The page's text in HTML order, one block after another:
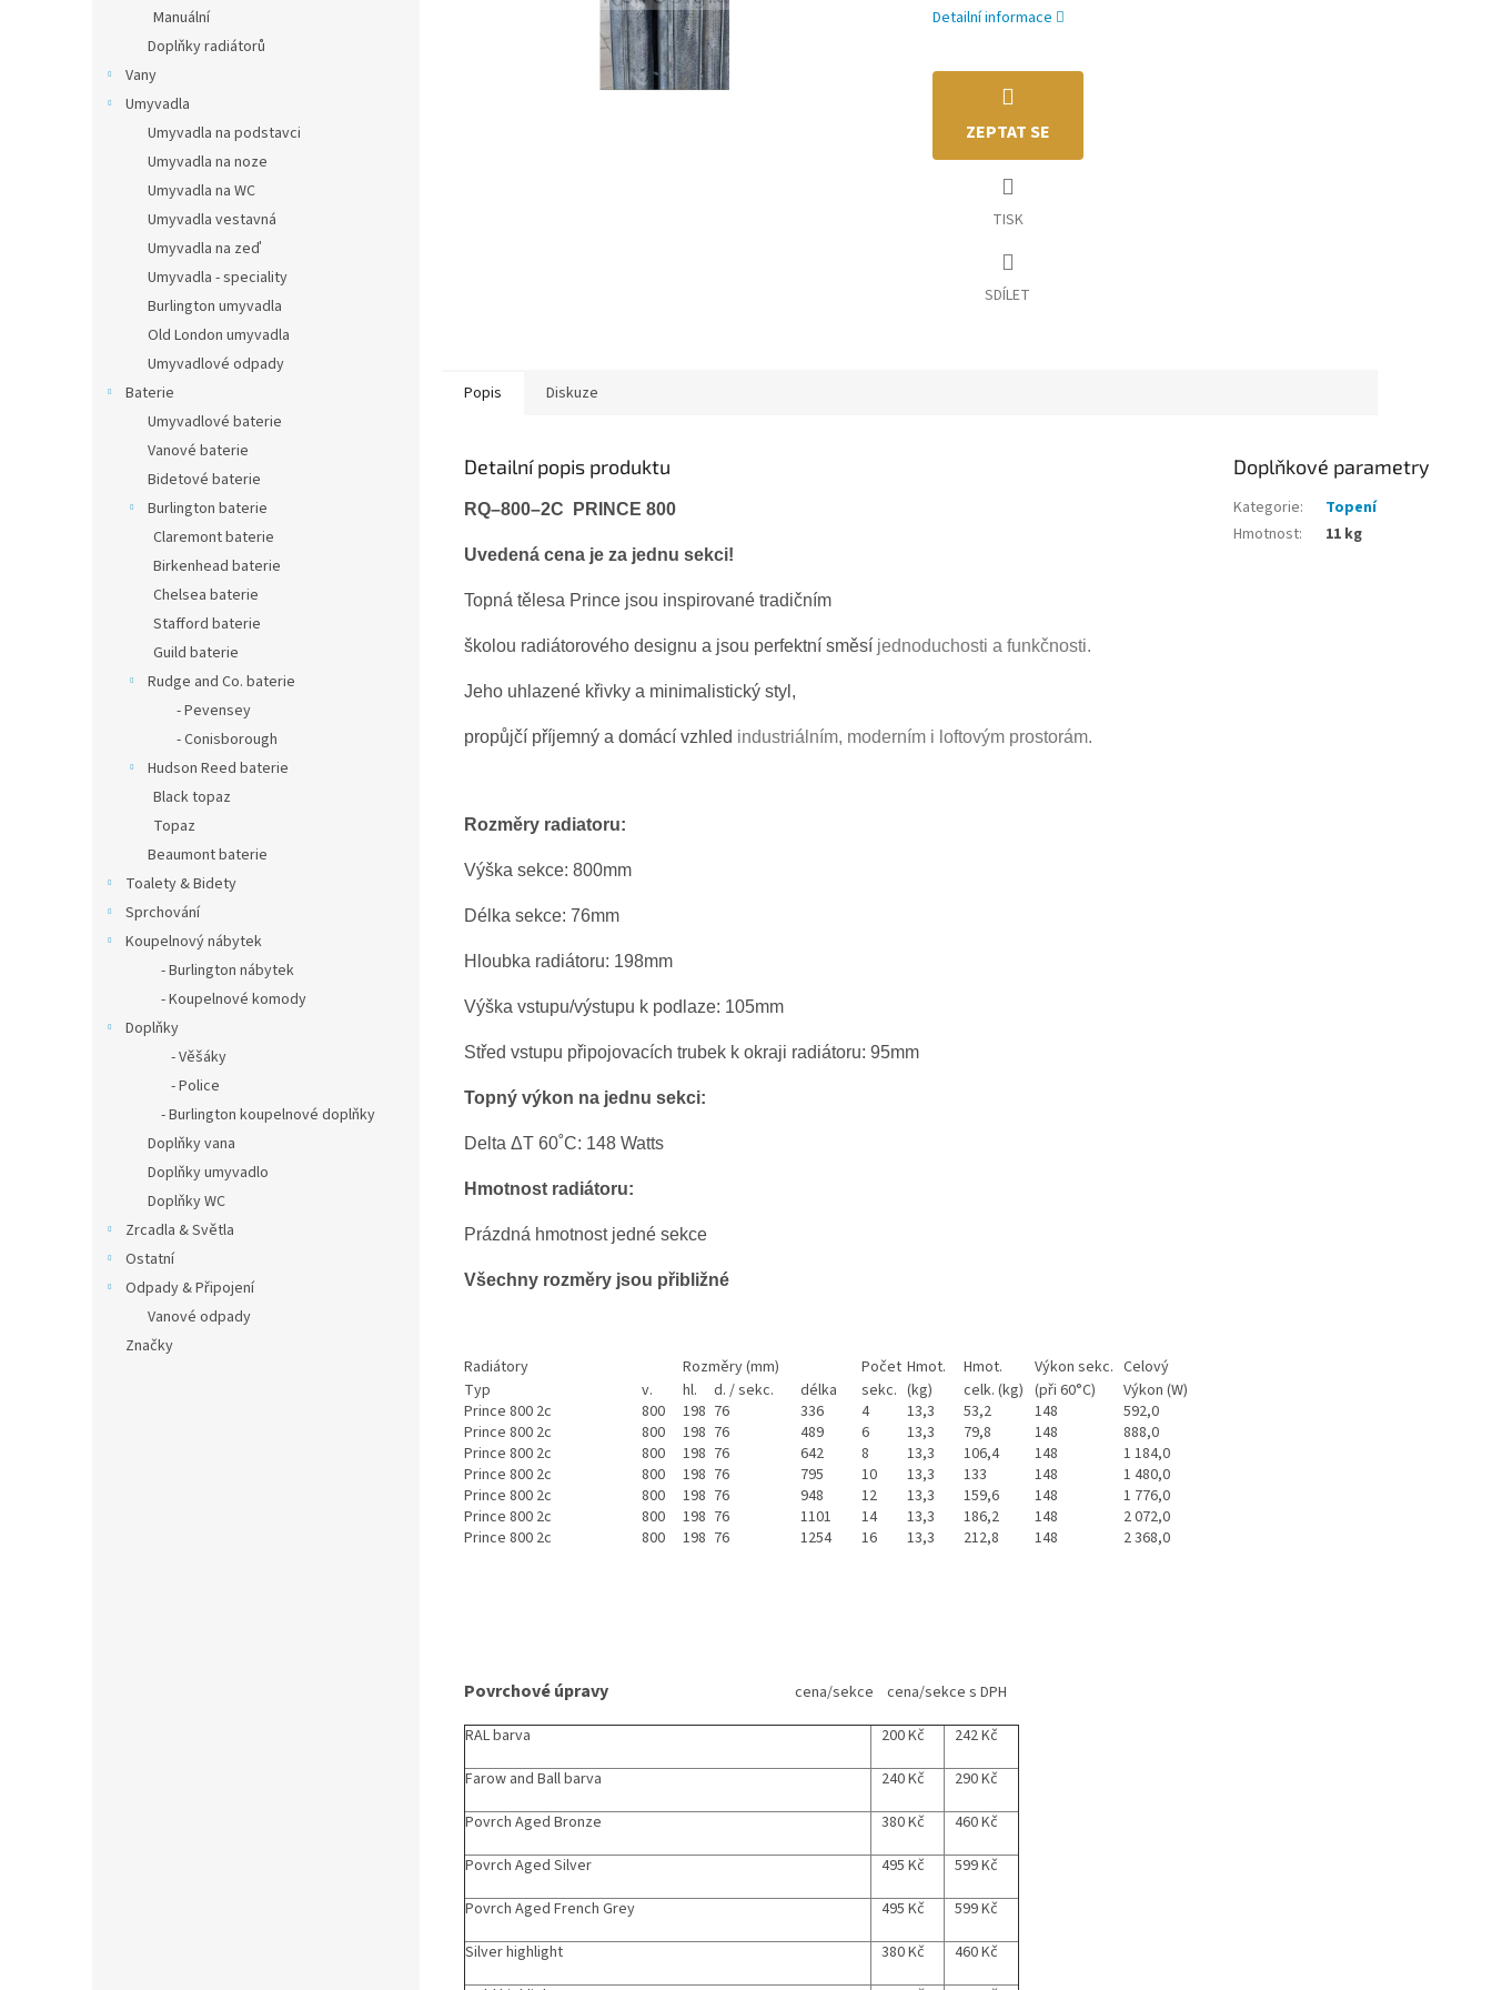
Manuální
Doplňky radiátorů
Vany
Umyvadla
Umyvadla na podstavci
Umyvadla na noze
Umyvadla na WC
Umyvadla vestavná
Umyvadla na zeď
Umyvadla - speciality
Burlington umyvadla
Old London umyvadla
Umyvadlové odpady
Baterie
Umyvadlové baterie
Vanové baterie
Bidetové baterie
Burlington baterie
Claremont baterie
Birkenhead baterie
Chelsea baterie
Stafford baterie
Guild baterie
Rudge and Co. baterie
- Pevensey
- Conisborough
Hudson Reed baterie
Black topaz
Topaz
Beaumont baterie
Toalety & Bidety
Sprchování
Koupelnový nábytek
- Burlington nábytek
- Koupelnové komody
Doplňky
- Věšáky
- Police
- Burlington koupelnové doplňky
Doplňky vana
Doplňky umyvadlo
Doplňky WC
Zrcadla & Světla
Ostatní
Odpady & Připojení
Vanové odpady
Značky
Detailní informace
TISK
ZEPTAT SE
SDÍLET
Popis Diskuze
Detailní popis produktu
RQ–800–2C PRINCE 800
Uvedená cena je za jednu sekci!
Topná tělesa Prince jsou inspirované tradičním
školou radiátorového designu a jsou perfektní směsí jednoduchosti a funkčnosti.
Jeho uhlazené křivky a minimalistický styl,
propůjčí příjemný a domácí vzhled industriálním, moderním i loftovým prostorám.
Rozměry radiatoru:
Výška sekce: 800mm
Délka sekce: 76mm
Hloubka radiátoru: 198mm
Výška vstupu/výstupu k podlaze: 105mm
Střed vstupu připojovacích trubek k okraji radiátoru: 95mm
Topný výkon na jednu sekci:
Delta ΔT 60˚C: 148 Watts
Hmotnost radiátoru:
Prázdná hmotnost jedné sekce
Všechny rozměry jsou přibližné
Radiátory Rozměry (mm) Počet Hmot. Hmot. Výkon sekc. Celový
Typ
v. hl. d. / sekc. délka sekc. (kg) celk. (kg) (při 60°C)
Výkon (W)
Prince 800 2c
800 198 76 336 4 13,3 53,2 148
592,0
Prince 800 2c
800 198 76 489 6 13,3 79,8 148
888,0
Prince 800 2c
800 198 76 642 8 13,3 106,4 148
1 184,0
Prince 800 2c
800 198 76 795 10 13,3 133 148
1 480,0
Prince 800 2c
800 198 76 948 12 13,3 159,6 148
1 776,0
Prince 800 2c
800 198 76 1101 14 13,3 186,2 148
2 072,0
Prince 800 2c
800 198 76 1254 16 13,3 212,8 148 2 368,0
Povrchové úpravy
cena/sekce cena/sekce s DPH
RAL barva
200 Kč
242 Kč
Farow and Ball barva
240 Kč
290 Kč
Povrch Aged Bronze
380 Kč
460 Kč
Povrch Aged Silver
495 Kč
599 Kč
Povrch Aged French Grey
495 Kč
599 Kč
Silver highlight
380 Kč
460 Kč
Doplňkové parametry
Kategorie:
Topení
Hmotnost: 11 kg